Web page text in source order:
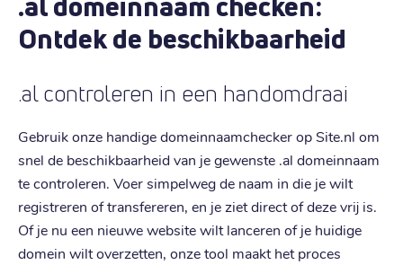
Ontdek de beschikbaarheid
.al controleren in een handomdraai
Gebruik onze handige domeinnaamchecker op Site.nl om
snel de beschikbaarheid van je gewenste .al domeinnaam
te controleren. Voer simpelweg de naam in die je wilt
registreren of transfereren, en je ziet direct of deze vrij is.
Of je nu een nieuwe website wilt lanceren of je huidige
domein wilt overzetten, onze tool maakt het proces